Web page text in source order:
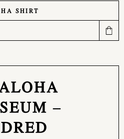
SHIRT
–